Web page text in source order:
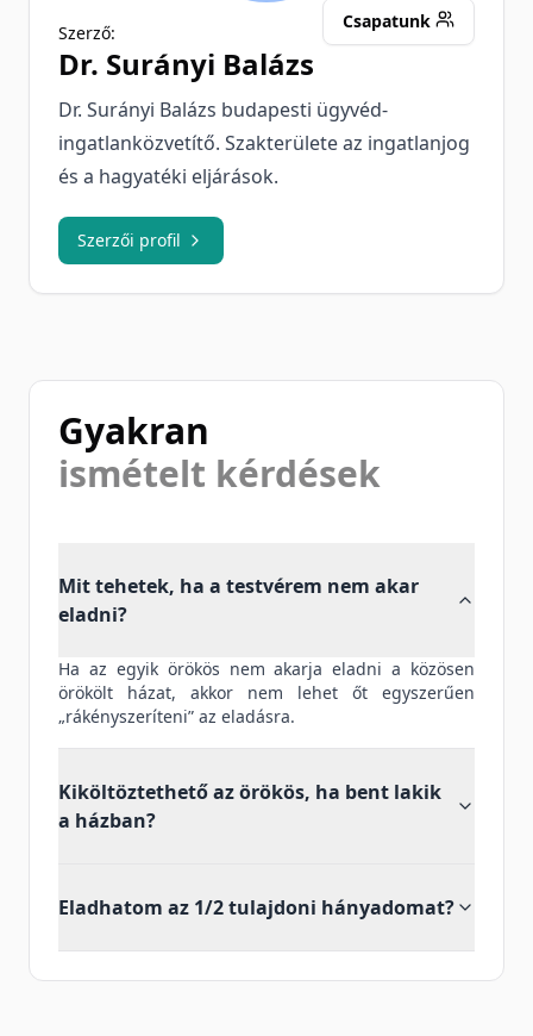
Szerző:
Csapatunk
Dr. Surányi Balázs
Dr. Surányi Balázs budapesti ügyvéd-
ingatlanközvetítő. Szakterülete az ingatlanjog
és a hagyatéki eljárások.
Szerzői profil
Gyakran
ismételt kérdések
Mit tehetek, ha a testvérem nem akar
eladni?
Ha az egyik örökös nem akarja eladni a közösen
örökölt házat, akkor nem lehet őt egyszerűen
„rákényszeríteni” az eladásra.
Kiköltöztethető az örökös, ha bent lakik
a házban?
Eladhatom az 1/2 tulajdoni hányadomat?